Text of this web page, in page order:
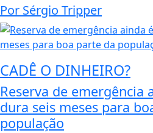
Por Sérgio Tripper
CADÊ O DINHEIRO?
Reserva de emergência
dura seis meses para
população